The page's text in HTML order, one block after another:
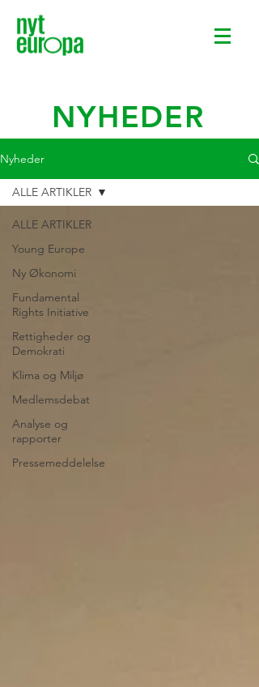
NYHEDER
Nyheder
ALLE ARTIKLER
Young Europe
Ny Økonomi
Fundamental
Rights Initiative
Rettigheder og
Demokrati
Klima og Miljø
Medlemsdebat
Analyse og
rapporter
Pressemeddelelse
ALLE ARTIKLER